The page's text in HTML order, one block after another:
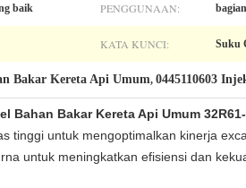
baik PENGGUNAAN:
KATA KUNCI: Suku
Bakar Kereta Api Umum, 0445110603
Bahan Bakar Kereta Api Umum
tinggi untuk mengoptimalkan kinerja
untuk meningkatkan efisiensi dan